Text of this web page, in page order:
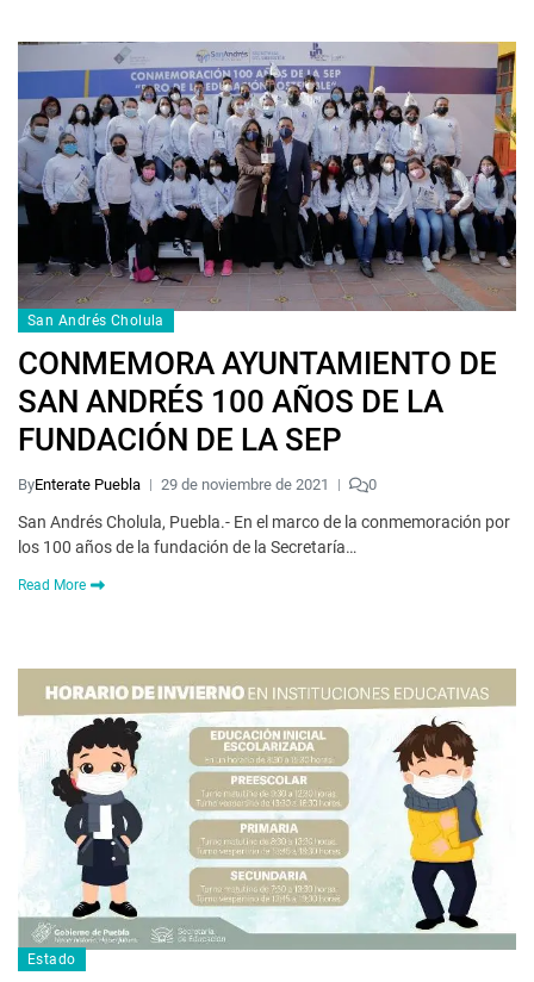
San Andrés Cholula
CONMEMORA AYUNTAMIENTO DE
SAN ANDRÉS 100 AÑOS DE LA
FUNDACIÓN DE LA SEP
ByEnterate Puebla 29 de noviembre de 2021 0
San Andrés Cholula, Puebla.- En el marco de la conmemoración por
los 100 años de la fundación de la Secretaría…
Read More
Estado